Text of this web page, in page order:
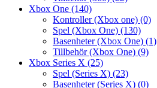
Xbox One (140)
Kontroller (Xbox one) (0)
Spel (Xbox One) (130)
Basenheter (Xbox One) (1)
Tillbehör (Xbox One) (9)
Xbox Series X (25)
Spel (Series X) (23)
Basenheter (Series X) (0)